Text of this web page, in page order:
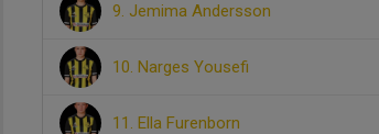
9. Jemima Andersson
10. Narges Yousefi
11. Ella Furenborn